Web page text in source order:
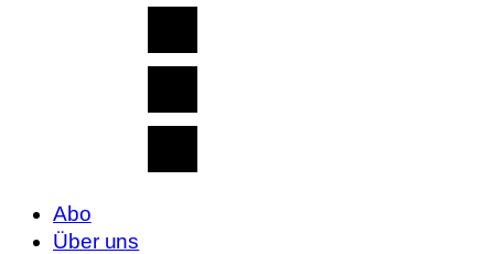
Abo
Über uns